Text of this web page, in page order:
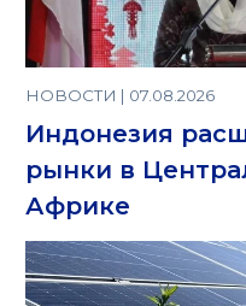
НОВОСТИ | 07.08.2026
Индонезия
рынки в
Африке